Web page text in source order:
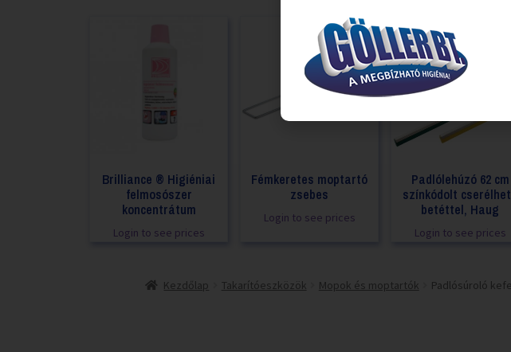
Brilliance ® Higiéniai
felmosószer
koncentrátum
Login to see prices
Fémkeretes moptartó
zsebes
Login to see prices
Padlólehúzó 62 cm
színkódolt
betéttel, Haug
Login to see prices
Kezdőlap Takarítóeszközök Mopok és moptartók Padlósúroló